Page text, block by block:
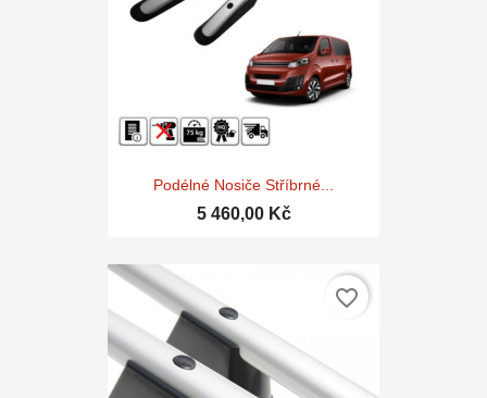
Podélné Nosiče Stříbrné...
5 460,00 Kč
favorite_border